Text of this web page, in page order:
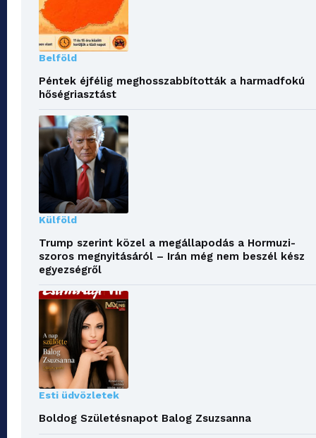
Belföld
Péntek éjfélig meghosszabbították a harmadfokú
hőségriasztást
Külföld
Trump szerint közel a megállapodás a Hormuzi-
szoros megnyitásáról – Irán még nem beszél kész
egyezségről
Esti üdvözletek
Boldog Születésnapot Balog Zsuzsanna